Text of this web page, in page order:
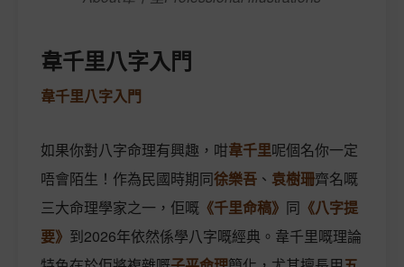
韋千里八字入門
韋千里八字入門
如果你對八字命理有興趣，咁韋千里呢個名你一定
唔會陌生！作為民國時期同徐樂吾 、 袁樹珊齊名嘅
三大命理學家之一，佢嘅 《千里命稿》 同 《八字提
要》 到2026年依然係學八字嘅經典。韋千里嘅理論